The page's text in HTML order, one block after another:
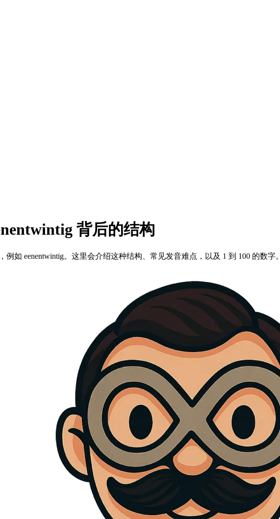
背后的结构
如 eenentwintig。这里会介绍这种结构、常见发音难点，以及 1 到 100 的数字。